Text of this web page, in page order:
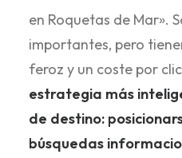
en Roquetas de Mar».
importantes, pero
feroz y un coste por
estrategia más
de destino:
búsquedas